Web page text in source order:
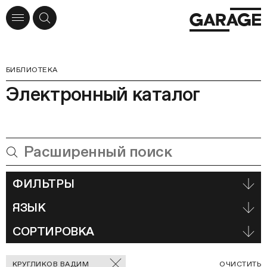
БИБЛИОТЕКА
Электронный каталог
ФИЛЬТРЫ
ЯЗЫК
СОРТИРОВКА
Отмеченные
КРУГЛИКОВ ВАДИМ ОЧИСТИТЬ